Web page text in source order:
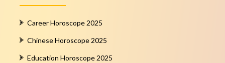
Career Horoscope 2025
Chinese Horoscope 2025
Education Horoscope 2025